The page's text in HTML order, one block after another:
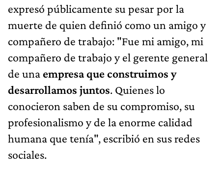
expresó públicamente su pesar por la
muerte de quien definió como un amigo y
compañero de trabajo: "Fue mi amigo, mi
compañero de trabajo y el gerente general
de una empresa que construimos y
desarrollamos juntos. Quienes lo
conocieron saben de su compromiso, su
profesionalismo y de la enorme calidad
humana que tenía", escribió en sus redes
sociales.